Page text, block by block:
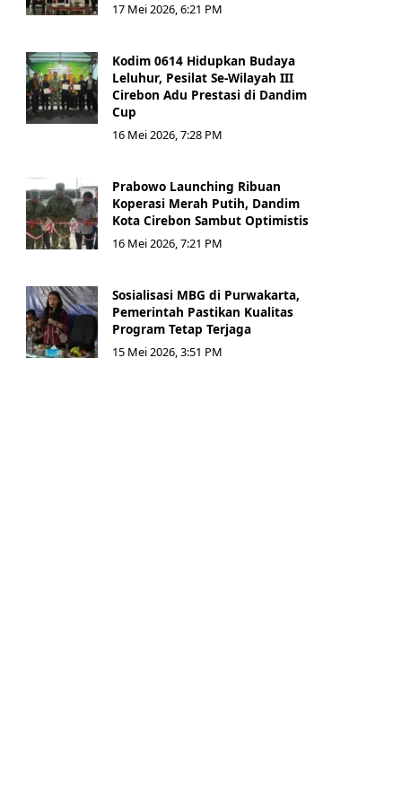
17 Mei 2026, 6:21 PM
Kodim 0614 Hidupkan Budaya
Leluhur, Pesilat Se-Wilayah III
Cirebon Adu Prestasi di Dandim
Cup
16 Mei 2026, 7:28 PM
Prabowo Launching Ribuan
Koperasi Merah Putih, Dandim
Kota Cirebon Sambut Optimistis
16 Mei 2026, 7:21 PM
Sosialisasi MBG di Purwakarta,
Pemerintah Pastikan Kualitas
Program Tetap Terjaga
15 Mei 2026, 3:51 PM